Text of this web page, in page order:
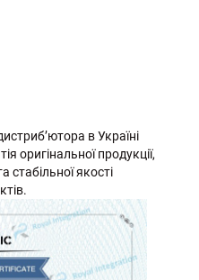
в Україні
оригінальної продукції,
стабільної якості